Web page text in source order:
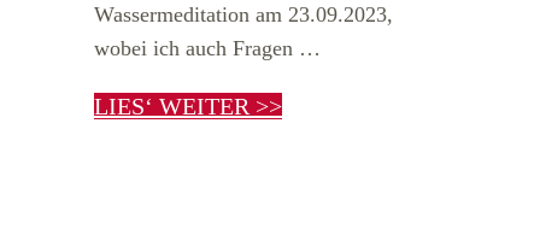
Wassermeditation am 23.09.2023,
wobei ich auch Fragen …
LIES‘ WEITER >>